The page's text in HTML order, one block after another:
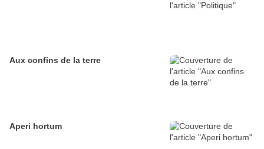
Aux confins de la terre
Aperi hortum